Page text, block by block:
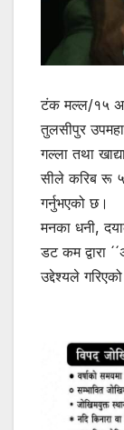
टंक मल्ल/१५
तुलसीपुर
गल्ला तथा
सीले करिब रू
गर्नुभएको छ।
मनका धनी,
डट कम द्वारा
उद्देश्यले